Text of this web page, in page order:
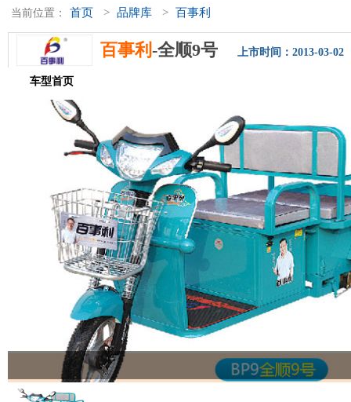
当前位置： 首页 > 品牌库 > 百事利
百事利 -全顺9号 上市时间：2013-03-02
车型首页